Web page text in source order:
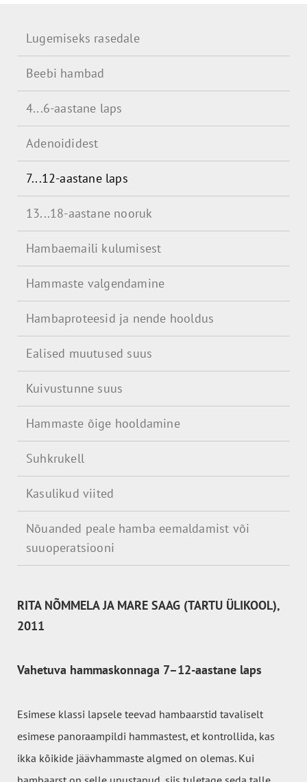
Lugemiseks rasedale
Beebi hambad
4...6-aastane laps
Adenoididest
7...12-aastane laps
13...18-aastane nooruk
Hambaemaili kulumisest
Hammaste valgendamine
Hambaproteesid ja nende hooldus
Ealised muutused suus
Kuivustunne suus
Hammaste õige hooldamine
Suhkrukell
Kasulikud viited
Nõuanded peale hamba eemaldamist või
suuoperatsiooni
RITA NÕMMELA JA MARE SAAG (TARTU ÜLIKOOL),
2011
Vahetuva hammaskonnaga 7–12-aastane laps
Esimese klassi lapsele teevad hambaarstid tavaliselt
esimese panoraampildi hammastest, et kontrollida, kas
ikka kõikide jäävhammaste algmed on olemas. Kui